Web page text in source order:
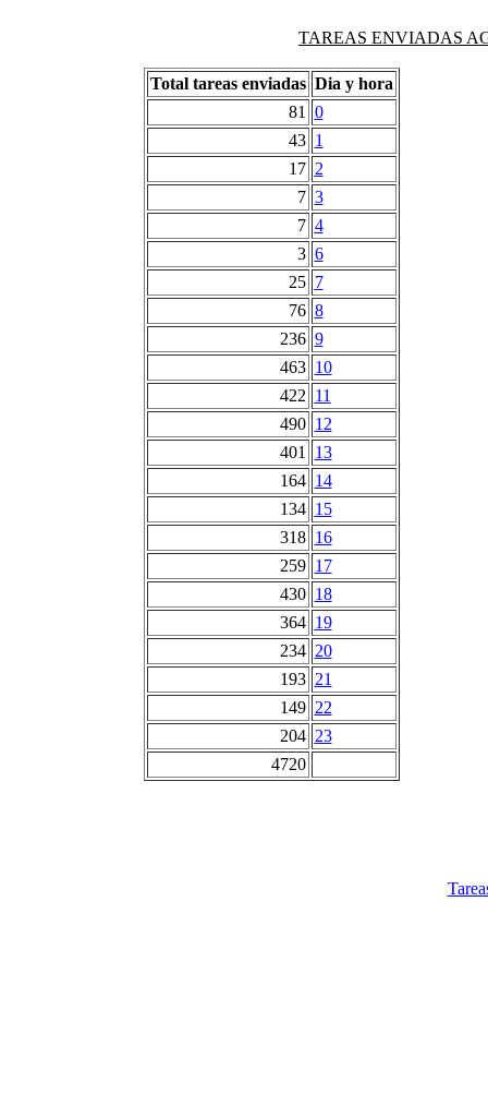
TAREAS ENVIADAS
Total tareas enviadas Dia y hora
81
0
43 1
17 2
7 3
7 4
3 6
25 7
76 8
236 9
463 10
422 11
490 12
401
13
164 14
134 15
318 16
259 17
430 18
364 19
234 20
193 21
149 22
204 23
4720